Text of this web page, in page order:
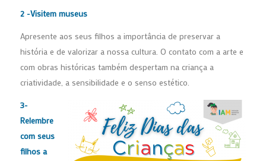
2 -Visitem museus
Apresente aos seus filhos a importância de preservar a
história e de valorizar a nossa cultura. O contato com a arte e
com obras históricas também despertam na criança a
criatividade, a sensibilidade e o senso estético.
3-
Relembre
com seus
filhos a